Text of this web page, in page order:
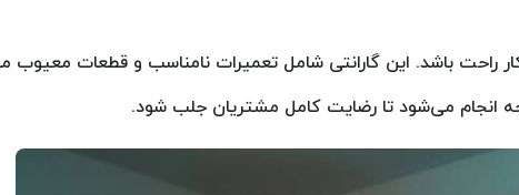
راحت باشد. این گارانتی شامل تعمیرات نامناسب و قطعات معیوب
انجام می‌شود تا رضایت کامل مشتریان جلب شود.